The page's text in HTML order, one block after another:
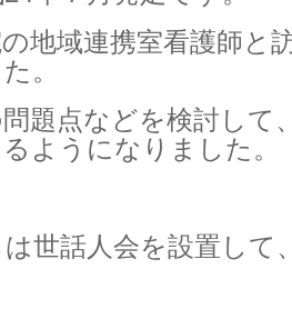
地域連携室看護師と
。
題点などを検討して
ようになりました。
世話人会を設置して